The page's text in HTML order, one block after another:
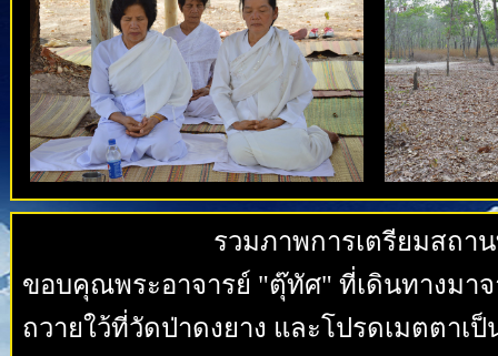
รวมภาพการเตรียมสถา
ขอบคุณพระอาจารย์ "ตุ๊ทัศ" ที่เดินทางมา
ถวายใว้ที่วัดป่าดงยาง และโปรดเมตตา